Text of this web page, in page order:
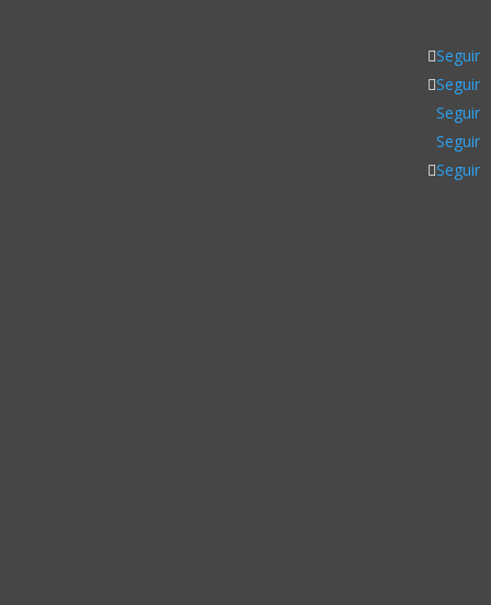
Seguir
Seguir
Seguir
Seguir
Seguir